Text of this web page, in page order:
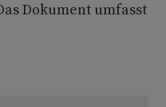
Dokument umfasst